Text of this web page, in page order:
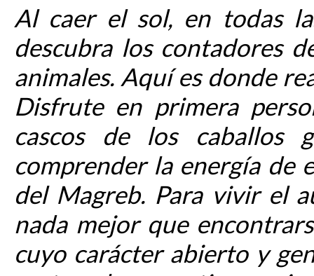
Al caer el sol, en todas
descubra los contadores
animales. Aquí es donde
Disfrute en primera
cascos de los caballos
comprender la energía de
del Magreb. Para vivir el
nada mejor que
cuyo carácter abierto y